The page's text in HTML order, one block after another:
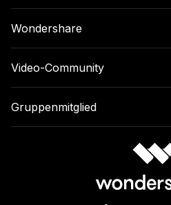
Wondershare
Video-Community
Gruppenmitglied